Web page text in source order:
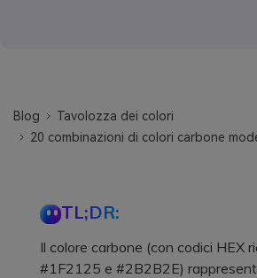
Blog
Tavolozza dei colori
20 combinazioni di colori carbone
TL;DR:
Il colore carbone (con codici HEX
#1F2125 e #2B2B2E)